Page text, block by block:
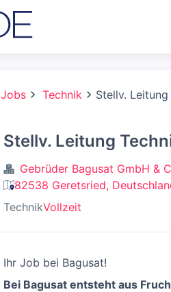
Jobs Technik Stellv.
Stellv. Leitung
Gebrüder Bagusat GmbH &
82538 Geretsried,
TechnikVollzeit
Ihr Job bei Bagusat!
Bei Bagusat entsteht aus